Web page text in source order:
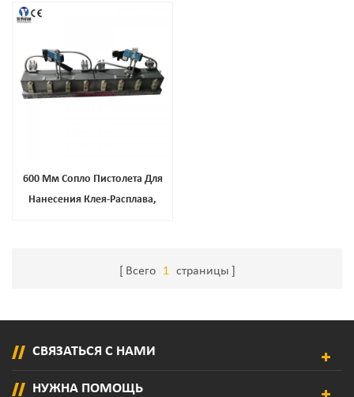
Цена Высокая Тепловая
600 Мм Сопло Пистолета Для
Нанесения Клея-Расплава,
Всего 1 страницы
СВЯЗАТЬСЯ С НАМИ
НУЖНА ПОМОЩЬ